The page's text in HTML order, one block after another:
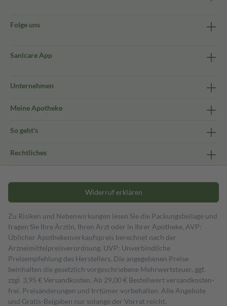
Folge uns
Sanicare App
Unternehmen
Meine Apotheke
So geht's
Rechtliches
Widerruf erklären
Zu Risiken und Nebenwirkungen lesen Sie die Packungsbeilage und
fragen Sie Ihre Ärztin, Ihren Arzt oder in Ihrer Apotheke. AVP:
Üblicher Apothekenverkaufspreis berechnet nach der
Arzneimittelpreisverordnung. UVP: Unverbindliche
Preisempfehlung des Herstellers. Die angegebenen Preise
beinhalten die gesetzlich vorgeschriebene Mehrwertsteuer, ggf.
zzgl. 3,95 € Versandkosten. Ab 29,00 € Bestell­wert versand­kosten­
frei. Preisänderungen und Irrtümer vorbehalten. Alle Angebote
und Gratis-Beigaben nur solange der Vorrat reicht.